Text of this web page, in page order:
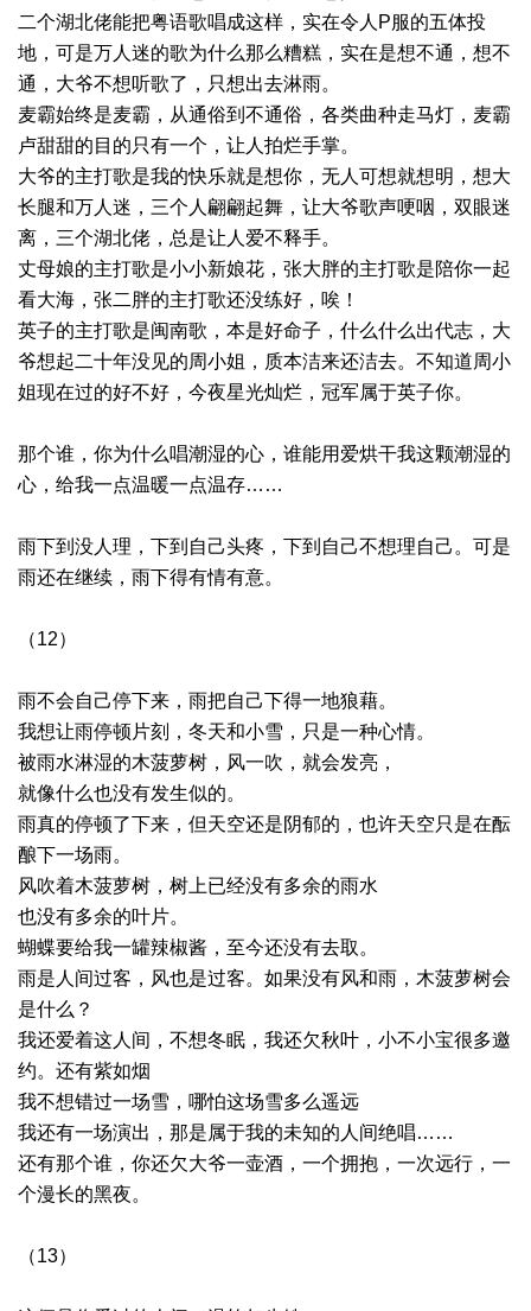
二个湖北佬能把粤语歌唱成这样，实在令人P服的五体投
地，可是万人迷的歌为什么那么糟糕，实在是想不通，想不
通，大爷不想听歌了，只想出去淋雨。
麦霸始终是麦霸，从通俗到不通俗，各类曲种走马灯，麦霸
卢甜甜的目的只有一个，让人拍烂手掌。
大爷的主打歌是我的快乐就是想你，无人可想就想明，想大
长腿和万人迷，三个人翩翩起舞，让大爷歌声哽咽，双眼迷
离，三个湖北佬，总是让人爱不释手。
丈母娘的主打歌是小小新娘花，张大胖的主打歌是陪你一起
看大海，张二胖的主打歌还没练好，唉！
英子的主打歌是闽南歌，本是好命子，什么什么出代志，大
爷想起二十年没见的周小姐，质本洁来还洁去。不知道周小
姐现在过的好不好，今夜星光灿烂，冠军属于英子你。
那个谁，你为什么唱潮湿的心，谁能用爱烘干我这颗潮湿的
心，给我一点温暖一点温存……
雨下到没人理，下到自己头疼，下到自己不想理自己。可是
雨还在继续，雨下得有情有意。
（12）
雨不会自己停下来，雨把自己下得一地狼藉。
我想让雨停顿片刻，冬天和小雪，只是一种心情。
被雨水淋湿的木菠萝树，风一吹，就会发亮，
就像什么也没有发生似的。
雨真的停顿了下来，但天空还是阴郁的，也许天空只是在酝
酿下一场雨。
风吹着木菠萝树，树上已经没有多余的雨水
也没有多余的叶片。
蝴蝶要给我一罐辣椒酱，至今还没有去取。
雨是人间过客，风也是过客。如果没有风和雨，木菠萝树会
是什么？
我还爱着这人间，不想冬眠，我还欠秋叶，小不小宝很多邀
约。还有紫如烟
我不想错过一场雪，哪怕这场雪多么遥远
我还有一场演出，那是属于我的未知的人间绝唱……
还有那个谁，你还欠大爷一壶酒，一个拥抱，一次远行，一
个漫长的黑夜。
（13）